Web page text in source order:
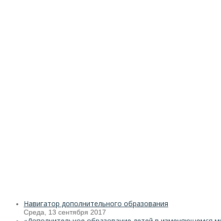
Навигатор дополнительного образования
Среда, 13 сентября 2017